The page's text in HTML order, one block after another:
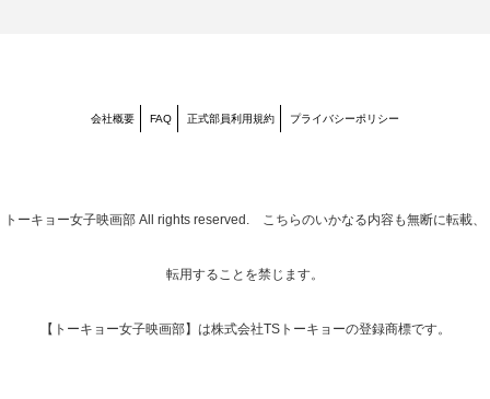
会社概要 FAQ 正式部員利用規約 プライバシーポリシー
トーキョー女子映画部 All rights reserved. こちらのいかなる内容も無断に転載、
転用することを禁じます。
【トーキョー女子映画部】は株式会社TSトーキョーの登録商標です。